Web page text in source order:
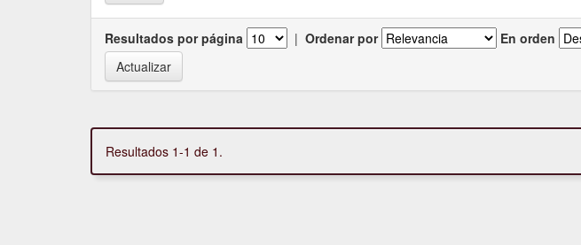
Resultados por página | Ordenar por En orden
Resultados 1-1 de 1.